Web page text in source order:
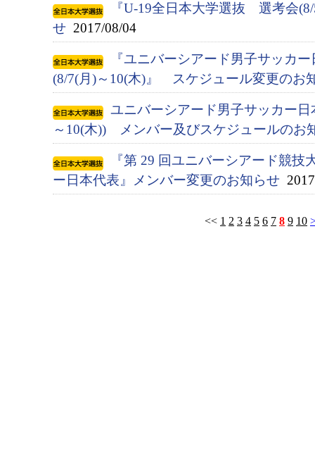
『U-19全日本大学選抜 選考会
せ 2017/08/04
『ユニバーシアード男子サッカ
(8/7(月)～10(木)』 スケジュール変更のお
ユニバーシアード男子サッカー
～10(木)) メンバー及びスケジュールのお
『第 29 回ユニバーシアード競技
ー日本代表』メンバー変更のお知らせ
<< 1 2 3 4 5 6 7 8 9 10